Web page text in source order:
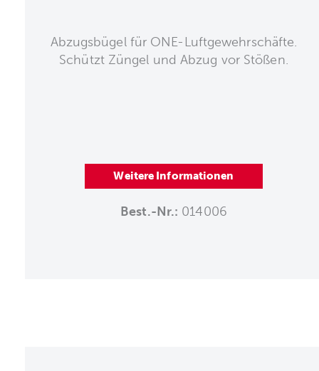
Abzugsbügel für ONE-Luftgewehrschäfte.
Schützt Züngel und Abzug vor Stößen.
Weitere Informationen
Best.-Nr.: 014006